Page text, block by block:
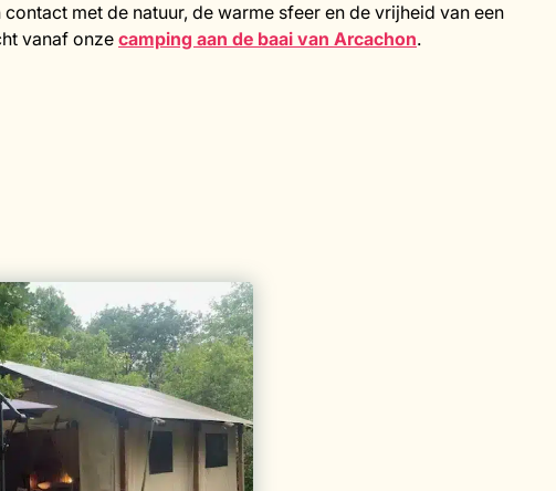
met de natuur, de warme sfeer en de vrijheid van een
vanaf onze camping aan de baai van Arcachon.